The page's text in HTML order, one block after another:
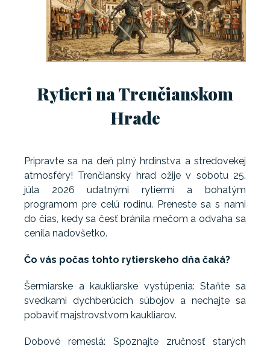
Rytieri na Trenčianskom
Hrade
Pripravte sa na deň plný hrdinstva a stredovekej
atmosféry! Trenčiansky hrad ožije v sobotu 25.
júla 2026 udatnými rytiermi a bohatým
programom pre celú rodinu. Preneste sa s nami
do čias, kedy sa česť bránila mečom a odvaha sa
cenila nadovšetko.
Čo vás počas tohto rytierskeho dňa čaká?
Šermiarske a kaukliarske vystúpenia: Staňte sa
svedkami dychberúcich súbojov a nechajte sa
pobaviť majstrovstvom kaukliarov.
Dobové remeslá: Spoznajte zručnosť starých